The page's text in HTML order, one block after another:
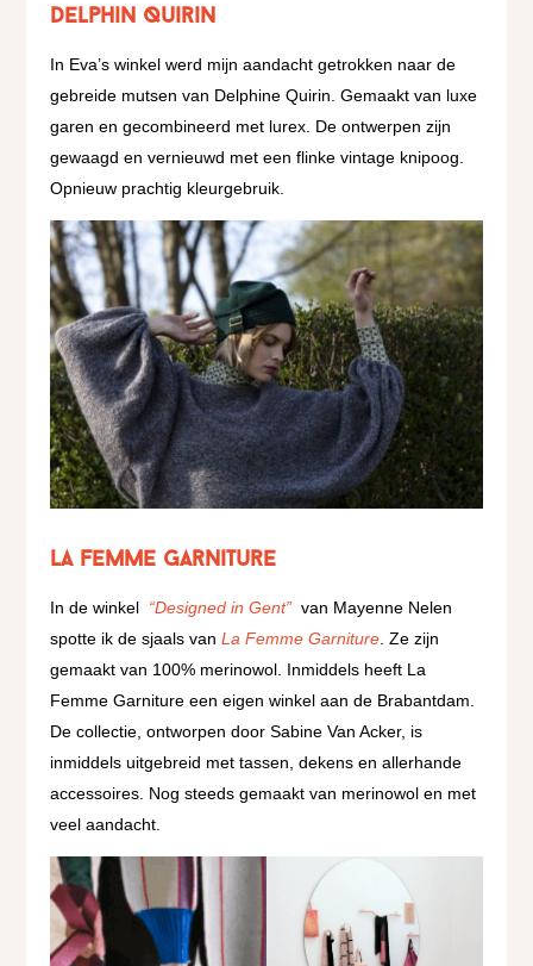
Delphin Quirin
In Eva’s winkel werd mijn aandacht getrokken naar de
gebreide mutsen van Delphine Quirin. Gemaakt van luxe
garen en gecombineerd met lurex. De ontwerpen zijn
gewaagd en vernieuwd met een flinke vintage knipoog.
Opnieuw prachtig kleurgebruik.
La Femme Garniture
In de winkel “Designed in Gent” van Mayenne Nelen
spotte ik de sjaals vanLa Femme Garniture . Ze zijn
gemaakt van 100% merinowol. Inmiddels heeft La
Femme Garniture een eigen winkel aan de Brabantdam.
De collectie, ontworpen door Sabine Van Acker, is
inmiddels uitgebreid met tassen, dekens en allerhande
accessoires. Nog steeds gemaakt van merinowol en met
veel aandacht.